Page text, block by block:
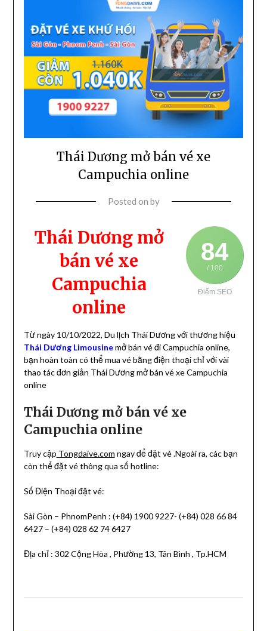
Thái Dương mở bán vé xe
Campuchia online
Posted on by
84
/ 100
Điểm SEO
Thái Dương mở
bán vé xe
Campuchia
online
Từ ngày 10/10/2022, Du lịch Thái Dương với thương hiệu
Thái Dương Limousinemở bán vé đi Campuchia online,
bạn hoàn toàn có thể mua vé bằng điện thoại chỉ với vài
thao tác đơn giản Thái Dương mở bán vé xe Campuchia
online
Thái Dương mở bán vé xe
Campuchia online
Truy cập Tongdaive.com ngay để đặt vé .Ngoài ra, các bạn
còn thể đặt vé thông qua số hotline:
Số Điện Thoại đặt vé:
Sài Gòn – PhnomPenh : (+84) 1900 9227- (+84) 028 66 84
6427 – (+84) 028 62 74 6427
Địa chỉ : 302 Cộng Hòa , Phường 13, Tân Bình , Tp.HCM